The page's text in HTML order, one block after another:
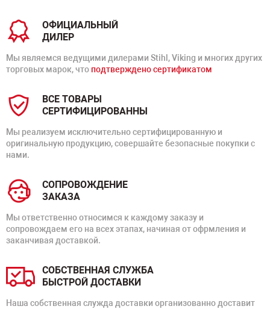
ОФИЦИАЛЬНЫЙ
ДИЛЕР
Мы являемся ведущими дилерами Stihl, Viking и многих других
торговых марок, что подтверждено сертификатом
ВСЕ ТОВАРЫ
СЕРТИФИЦИРОВАННЫ
Мы реализуем исключительно сертифицированную и
оригинальную продукцию, совершайте безопасные покупки с
нами.
СОПРОВОЖДЕНИЕ
ЗАКАЗА
Мы ответственно относимся к каждому заказу и
сопровождаем его на всех этапах, начиная от офрмления и
заканчивая доставкой.
СОБСТВЕННАЯ СЛУЖБА
БЫСТРОЙ ДОСТАВКИ
Наша собственная служда доставки организованно доставит